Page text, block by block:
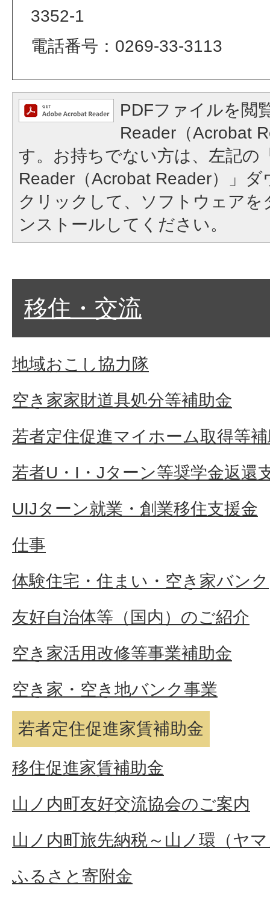
3352-1
電話番号：0269-33-3113
PDFファイルを閲
Reader（Acrobat
す。お持ちでない方は、左記の
Reader（Acrobat Reader）」
クリックして、ソフトウェア
ンストールしてください。
移住・交流
地域おこし協力隊
空き家家財道具処分等補助金
若者定住促進マイホーム取得等
若者U・I・Jターン等奨学金返還
UIJターン就業・創業移住支援金
仕事
体験住宅・住まい・空き家バンク
友好自治体等（国内）のご紹介
空き家活用改修等事業補助金
空き家・空き地バンク事業
若者定住促進家賃補助金
移住促進家賃補助金
山ノ内町友好交流協会のご案内
山ノ内町旅先納税～山ノ環（ヤ
ふるさと寄附金